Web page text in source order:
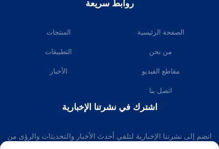
روابط سريعة
الصفحة الرئيسية المنتجات
من نحن التطبيقات
مقاطع الفيديو الأخبار
اتصل بنا
اشترك في نشرتنا الإخبارية
انضم إلى نشرتنا الإخبارية لتلقي أحدث الأخبار والتحديثات والرؤى من